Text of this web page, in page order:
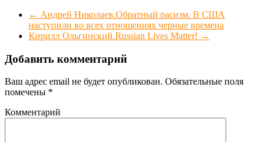
← Андрей Николаев.Обратный расизм. В США
наступили во всех отношениях черные времена
Кирилл Ольгинский.Russian Lives Matter! →
Добавить комментарий
Ваш адрес email не будет опубликован. Обязательные поля
помечены *
Комментарий